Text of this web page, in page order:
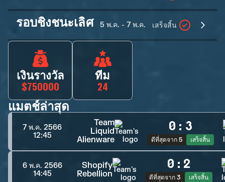
รอบชิงชนะเลิศ 5 พ.ค. - 7 พ.ค. เสร็จสิ้น
เงินรางวัล
$750000
ทีม
24
แมตช์ล่าสุด
7 พ.ค. 2566
12:45
Team
Liquid
Alienware
0 : 3
ดีที่สุดจาก 5 เสร็จสิ้น
6 พ.ค. 2566
14:45
Shopify
Rebellion
0 : 2
ดีที่สุดจาก 3 เสร็จสิ้น